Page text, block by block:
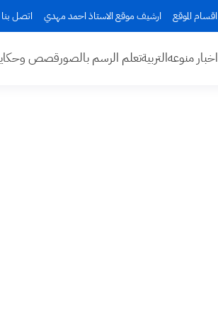
اقسام الموقع ارشيف موقع الاستاذ احمد مهدي اتصل بنا
اخبار منوعهالتربيةتعلم الرسم بالصورقصص